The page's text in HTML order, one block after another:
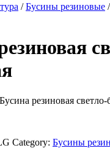
/Бусины резиновые /
Category: Бусины